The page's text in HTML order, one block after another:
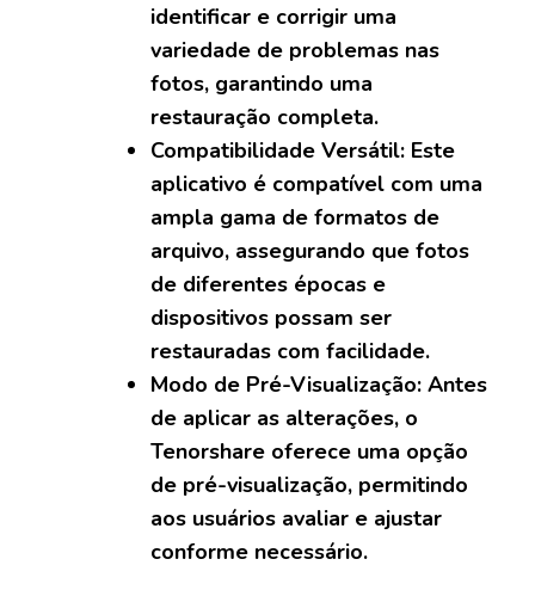
identificar e corrigir uma
variedade de problemas nas
fotos, garantindo uma
restauração completa.
Compatibilidade Versátil: Este
aplicativo é compatível com uma
ampla gama de formatos de
arquivo, assegurando que fotos
de diferentes épocas e
dispositivos possam ser
restauradas com facilidade.
Modo de Pré-Visualização: Antes
de aplicar as alterações, o
Tenorshare oferece uma opção
de pré-visualização, permitindo
aos usuários avaliar e ajustar
conforme necessário.